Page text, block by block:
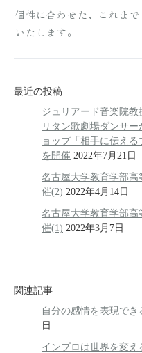
個性に合わせた、これま
いたします。
最近の投稿
ジュリアード音楽院
リタン歌劇場ダンサ
ョップ「相手に伝える
を開催 2022年7月21日
名古屋大学教育学部高
催(2) 2022年4月14日
名古屋大学教育学部高
催(1) 2022年3月7日
関連記事
自分の感情を表現で
日
インプロは世界を変え